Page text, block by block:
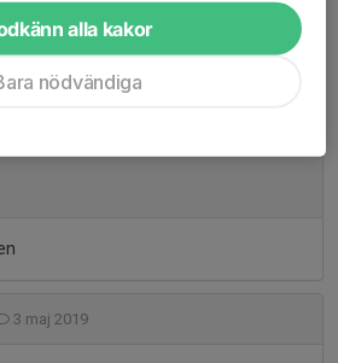
öl imorgon i Markaryd ifall någon
Ej sponsrat inlägg.
3 maj 2019
alla kakor
nödvändiga